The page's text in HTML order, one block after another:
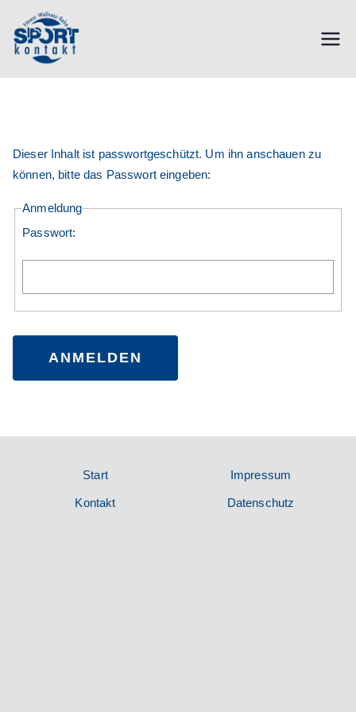
Inhalt
springen
SPORTkont
Fitness,
Sauna,
Wellness,
Metten/Deg
Dieser Inhalt ist passwortgeschützt. Um ihn anschauen zu
können, bitte das Passwort eingeben:
Anmeldung
Passwort:
Start
Kontakt
Impressum
Datenschutz